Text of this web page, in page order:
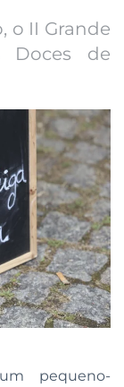
o II Grande
Doces de
pequeno-